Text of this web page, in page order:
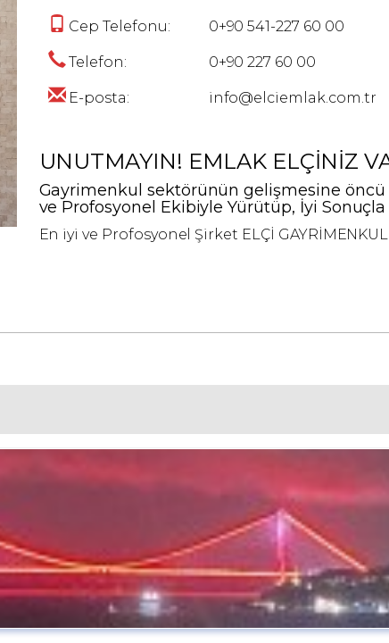
Cep Telefonu: 0+90 541-227 60 00
Telefon: 0+90 227 60 00
E-posta: info@elciemlak.com.tr
UNUTMAYIN! EMLAK ELÇİNİZ
Gayrimenkul sektörünün gelişmesine
ve Profosyonel Ekibiyle Yürütüp, İyi Sonuçla
En iyi ve Profosyonel Şirket ELÇİ